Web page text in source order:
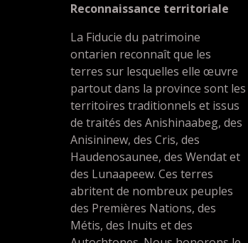
Reconnaissance territoriale
La Fiducie du patrimoine
ontarien reconnaît que les
terres sur lesquelles elle œuvre
partout dans la province sont les
territoires traditionnels et issus
de traités des Anishinaabeg, des
Anisininew, des Cris, des
Haudenosaunee, des Wendat et
des Lunaapeew. Ces terres
abritent de nombreux peuples
des Premières Nations, des
Métis, des Inuits et des